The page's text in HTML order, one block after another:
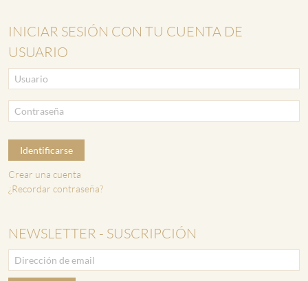
INICIAR SESIÓN CON TU CUENTA DE
USUARIO
Identificarse
Crear una cuenta
¿Recordar contraseña?
NEWSLETTER - SUSCRIPCIÓN